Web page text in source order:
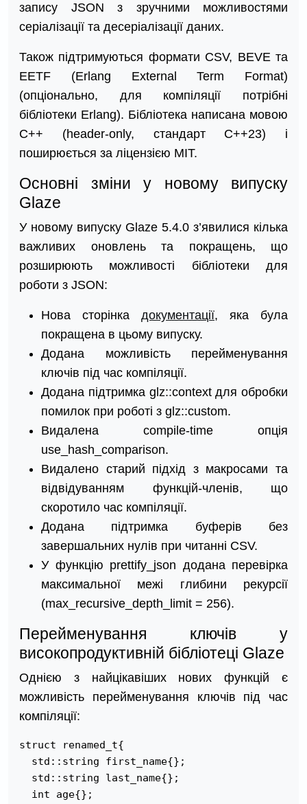
запису JSON з зручними можливостями
серіалізації та десеріалізації даних.
Також підтримуються формати CSV, BEVE та
EETF (Erlang External Term Format)
(опціонально, для компіляції потрібні
бібліотеки Erlang). Бібліотека написана мовою
C++ (header-only, стандарт C++23) і
поширюється за ліцензією MIT.
Основні зміни у новому випуску
Glaze
У новому випуску Glaze 5.4.0 з’явилися кілька
важливих оновлень та покращень, що
розширюють можливості бібліотеки для
роботи з JSON:
Нова сторінка документації, яка була
покращена в цьому випуску.
Додана можливість перейменування
ключів під час компіляції.
Додана підтримка glz::context для обробки
помилок при роботі з glz::custom.
Видалена compile-time опція
use_hash_comparison.
Видалено старий підхід з макросами та
відвідуванням функцій-членів, що
скоротило час компіляції.
Додана підтримка буферів без
завершальних нулів при читанні CSV.
У функцію prettify_json додана перевірка
максимальної межі глибини рекурсії
(max_recursive_depth_limit = 256).
Перейменування ключів у
високопродуктивній бібліотеці Glaze
Однією з найцікавіших нових функцій є
можливість перейменування ключів під час
компіляції:
struct renamed_t{
  std::string first_name{};
  std::string last_name{};
  int age{};